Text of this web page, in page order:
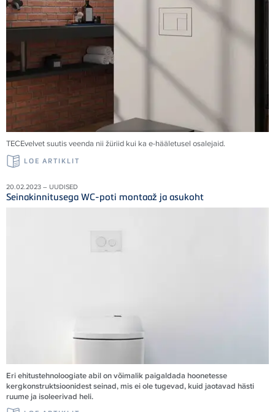
TECEvelvet suutis veenda nii žüriid kui ka e-hääletusel osalejaid.
LOE ARTIKLIT
20.02.2023 – UUDISED
Seinakinnitusega WC-poti montaaž ja asukoht
Eri ehitustehnoloogiate abil on võimalik paigaldada hoonetesse
kergkonstruktsioonidest seinad, mis ei ole tugevad, kuid jaotavad hästi
ruume ja isoleerivad heli.